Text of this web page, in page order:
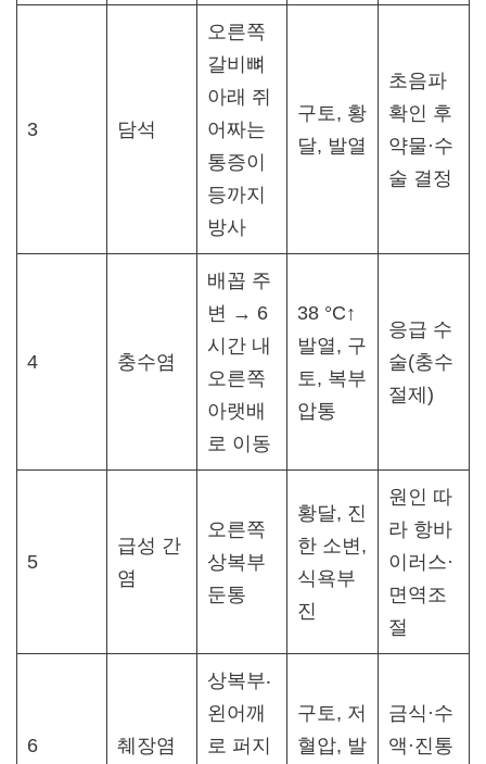
3 담석
오른쪽
갈비뼈
아래 쥐
어짜는
통증이
등까지
방사
구토, 황
달, 발열
초음파
확인 후
약물·수
술 결정​
4 충수염
배꼽 주
변 → 6
시간 내
오른쪽
아랫배
로 이동
38 °C↑
발열, 구
토, 복부
압통
응급 수
술(충수
절제)​
5
급성 간
염
오른쪽
상복부
둔통
황달, 진
한 소변,
식욕부
진
원인 따
라 항바
이러스·
면역조
절​
6 췌장염
상복부‧
왼어깨
로 퍼지
구토, 저
혈압, 발
금식·수
액·진통